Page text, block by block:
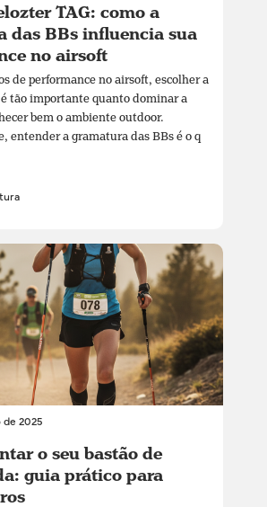
TAG: como a
das BBs influencia sua
no airsoft
de performance no airsoft, escolher a
tão importante quanto dominar a
bem o ambiente outdoor.
entender a gramatura das BBs é o q
de 2025
o seu bastão de
guia prático para